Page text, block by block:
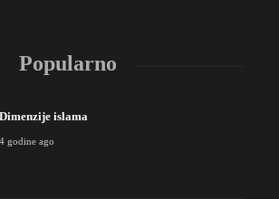
Popularno
Dimenzije islama
4 godine ago